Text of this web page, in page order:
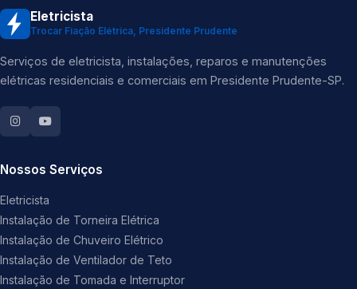
Eletricista
Trocar Fiação Elétrica, Presidente Prudente
Serviços de eletricista, instalações, reparos e manutenções
elétricas residenciais e comerciais em Presidente Prudente-SP.
Nossos Serviços
Eletricista
Instalação de Torneira Elétrica
Instalação de Chuveiro Elétrico
Instalação de Ventilador de Teto
Instalação de Tomada e Interruptor